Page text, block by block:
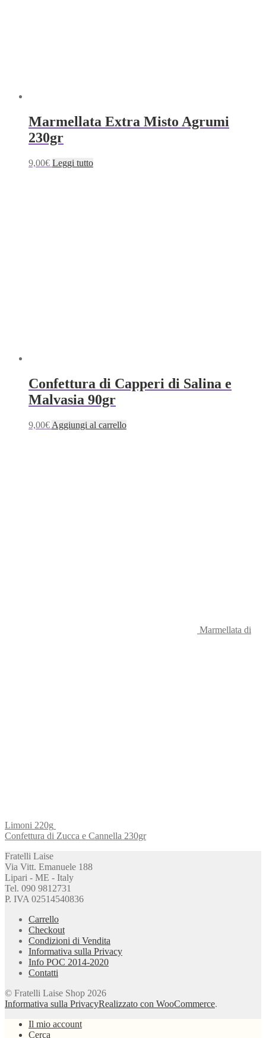
Marmellata Extra Misto Agrumi
230gr
9,00€ Leggi tutto
Confettura di Capperi di Salina e
Malvasia 90gr
9,00€ Aggiungi al carrello
Marmellata di
Limoni 220g
Confettura di Zucca e Cannella 230gr
Fratelli Laise
Via Vitt. Emanuele 188
Lipari - ME - Italy
Tel. 090 9812731
P. IVA 02514540836
Carrello
Checkout
Condizioni di Vendita
Informativa sulla Privacy
Info POC 2014-2020
Contatti
© Fratelli Laise Shop 2026
Informativa sulla PrivacyRealizzato con WooCommerce.
Il mio account
Cerca